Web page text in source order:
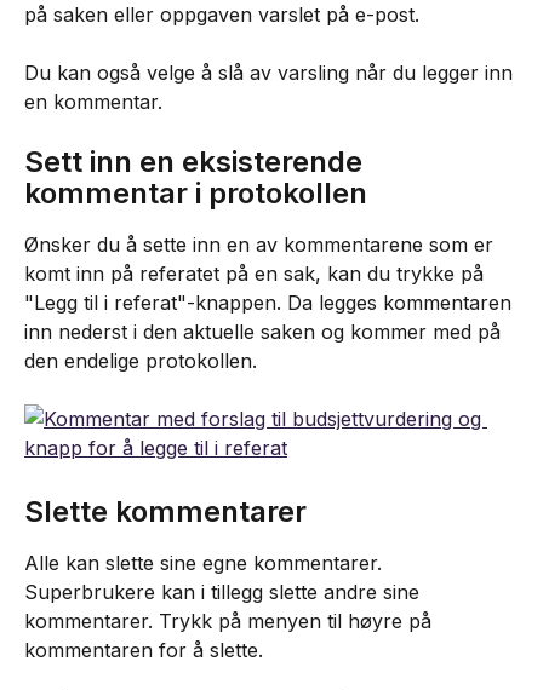
på saken eller oppgaven varslet på e-post.
Du kan også velge å slå av varsling når du legger inn
en kommentar.
Sett inn en eksisterende
kommentar i protokollen
Ønsker du å sette inn en av kommentarene som er
komt inn på referatet på en sak, kan du trykke på
"Legg til i referat"-knappen. Da legges kommentaren
inn nederst i den aktuelle saken og kommer med på
den endelige protokollen.
Slette kommentarer
Alle kan slette sine egne kommentarer.
Superbrukere kan i tillegg slette andre sine
kommentarer. Trykk på menyen til høyre på
kommentaren for å slette.